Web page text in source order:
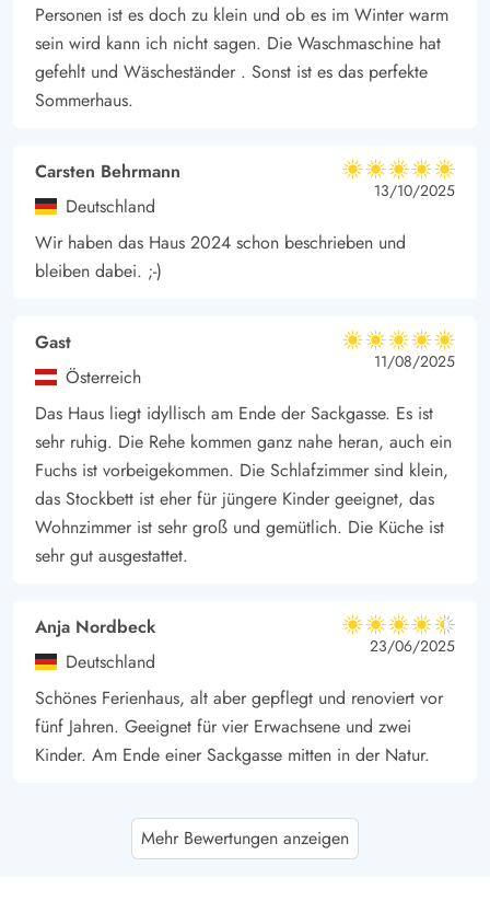
Personen ist es doch zu klein und ob es im Winter warm
sein wird kann ich nicht sagen. Die Waschmaschine hat
gefehlt und Wäscheständer . Sonst ist es das perfekte
Sommerhaus.
Carsten Behrmann
Deutschland
5 von 5
5 von 5
5 out of 5
13/10/2025
Wir haben das Haus 2024 schon beschrieben und
bleiben dabei. ;-)
Gast
Österreich
5 von 5
5 von 5
5 out of 5
11/08/2025
Das Haus liegt idyllisch am Ende der Sackgasse. Es ist
sehr ruhig. Die Rehe kommen ganz nahe heran, auch ein
Fuchs ist vorbeigekommen. Die Schlafzimmer sind klein,
das Stockbett ist eher für jüngere Kinder geeignet, das
Wohnzimmer ist sehr groß und gemütlich. Die Küche ist
sehr gut ausgestattet.
Anja Nordbeck
Deutschland
4.5 von 5
4.5 von 5
4.5 out of 5
23/06/2025
Schönes Ferienhaus, alt aber gepflegt und renoviert vor
fünf Jahren. Geeignet für vier Erwachsene und zwei
Kinder. Am Ende einer Sackgasse mitten in der Natur.
Silke Sträter
Deutschland
3.5 von 5
3.5 out of 5
Mehr Bewertungen anzeigen